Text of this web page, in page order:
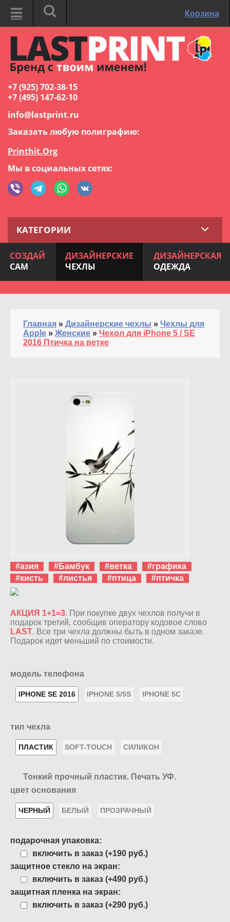
Корзина
+7 (925) 702-38-15
+7 (495) 147-62-10
info@lastprint.ru
Заказать любую полиграфию:
Printhit.Org
Мы в социальных сетях:
КАТЕГОРИИ
СОЗДАЙ
САМ
ДИЗАЙНЕРСКИЕ
ЧЕХЛЫ
ДИЗАЙНЕРСКАЯ
ОДЕЖДА
Главная » Дизайнерские чехлы » Чехлы для
Apple » Женские » Чехол для iPhone 5 / SE
2016 Птичка на ветке
#азия #Бамбук #ветка
#графика
#кисть
#листья #птица #птичка
АКЦИЯ 1+1=3. При покупке двух чехлов получи в
подарок третий, сообщив оператору кодовое слово
LAST. Все три чехла должны быть в одном заказе.
Подарок идет меньший по стоимости.
модель телефона
IPHONE SE 2016 IPHONE 5/5S IPHONE 5C
тип чехла
ПЛАСТИК SOFT-TOUCH СИЛИКОН
Тонкий прочный пластик. Печать УФ.
цвет основания
ЧЕРНЫЙ БЕЛЫЙ ПРОЗРАЧНЫЙ
подарочная упаковка:
включить в заказ (+190 руб.)
защитное стекло на экран:
включить в заказ (+490 руб.)
защитная пленка на экран:
включить в заказ (+290 руб.)